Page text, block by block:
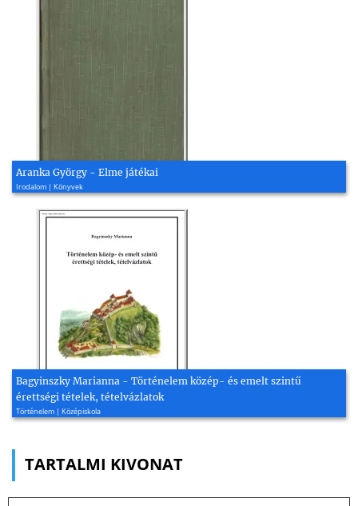
Aranka György - Elme játékai
Irodalom | Könyvek
Bagyinszky Marianna - Történelem közép- és emelt szintű
érettségi tételek, tételvázlatok
Történelem | Középiskola
TARTALMI KIVONAT